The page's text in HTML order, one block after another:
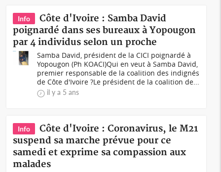
Info
Côte d'Ivoire : Samba David
poignardé dans ses bureaux à Yopougon
par 4 individus selon un proche
Samba David, président de la CICI poignardé à
Yopougon (Ph KOACI)Qui en veut à Samba David,
premier responsable de la coalition des indignés
de Côte d'Ivoire ?Le président de la coalition de...
il y a 5 ans
Info
Côte d'Ivoire : Coronavirus, le M21
suspend sa marche prévue pour ce
samedi et exprime sa compassion aux
malades